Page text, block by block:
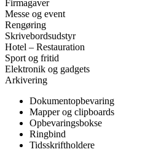
Firmagaver
Messe og event
Rengøring
Skrivebordsudstyr
Hotel – Restauration
Sport og fritid
Elektronik og gadgets
Arkivering
Dokumentopbevaring
Mapper og clipboards
Opbevaringsbokse
Ringbind
Tidsskriftholdere